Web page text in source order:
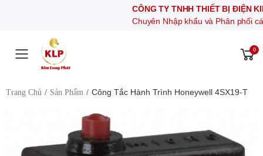
CÔNG TY TNHH THIẾT BỊ ĐIỆN KIM LONG
Chuyên Nhập khẩu và Phân phối các thiết
Toggle mobile menu
0
Trang Chủ Sản Phẩm Công Tắc Hành Trình Honeywell 4SX19-T